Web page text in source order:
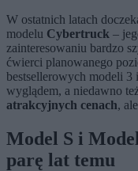
W ostatnich latach
modelu Cybertruck –
zainteresowaniu bardzo
ćwierci planowanego
bestsellerowych modeli 3
wyglądem, a niedawno
atrakcyjnych cenach,
Model S i
parę lat temu